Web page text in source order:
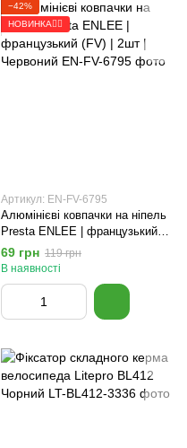
−42%
НОВИНКА🚴‍♂️
Артикул: EN-FV-6795
Алюмінієві ковпачки на ніпель
Presta ENLEE | французький
(FV) | 2шт | Червоний
69 грн 119 грн
В наявності